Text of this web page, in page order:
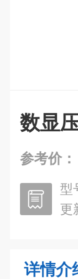
数显
参考价：
型
更
详情介